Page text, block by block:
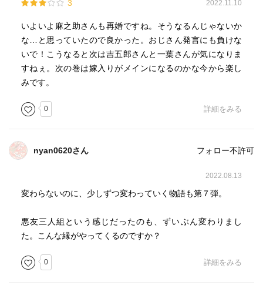
3 2022.11.10
いよいよ麻之助さんも再婚ですね。そうなるんじゃないか
な…と思っていたので良かった。おじさん発言にも負けな
いで！こうなると次は吉五郎さんと一葉さんが気になりま
すねぇ。次の巻は嫁入りがメインになるのかな今から楽し
みです。
0 詳細をみる
nyan0620さん フォロー不許可
2022.08.13
変わらないのに、少しずつ変わっていく物語も第７弾。
悪友三人組という感じだったのも、ずいぶん変わりまし
た。こんな縁がやってくるのですか？
0 詳細をみる